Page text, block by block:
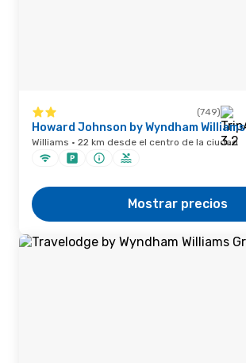
(749)
Howard Johnson by Wyndham Williams
Williams · 22 km desde el centro de la ciudad
Mostrar precios